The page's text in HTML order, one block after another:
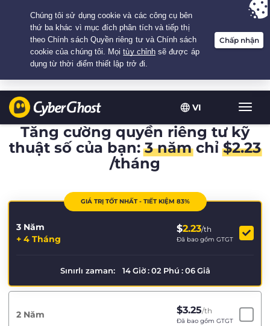
VI
đổi
điều
Your choice:The Best Dealfor 3.3333333333333-years at $
/month
Tăng cường quyền riêng tư kỹ
thuật số của bạn:3 nămchỉ$2.23
/tháng
GIÁ TRỊ TỐT NHẤT - TIẾT KIỆM 83%
3 Năm
+ 4 Tháng
$2.23/th
Đã bao gồm GTGT
Sınırlı zaman: 14 Giờ : 02 Phú : 06 Giâ
2 Năm $3.25/th
Đã bao gồm GTGT